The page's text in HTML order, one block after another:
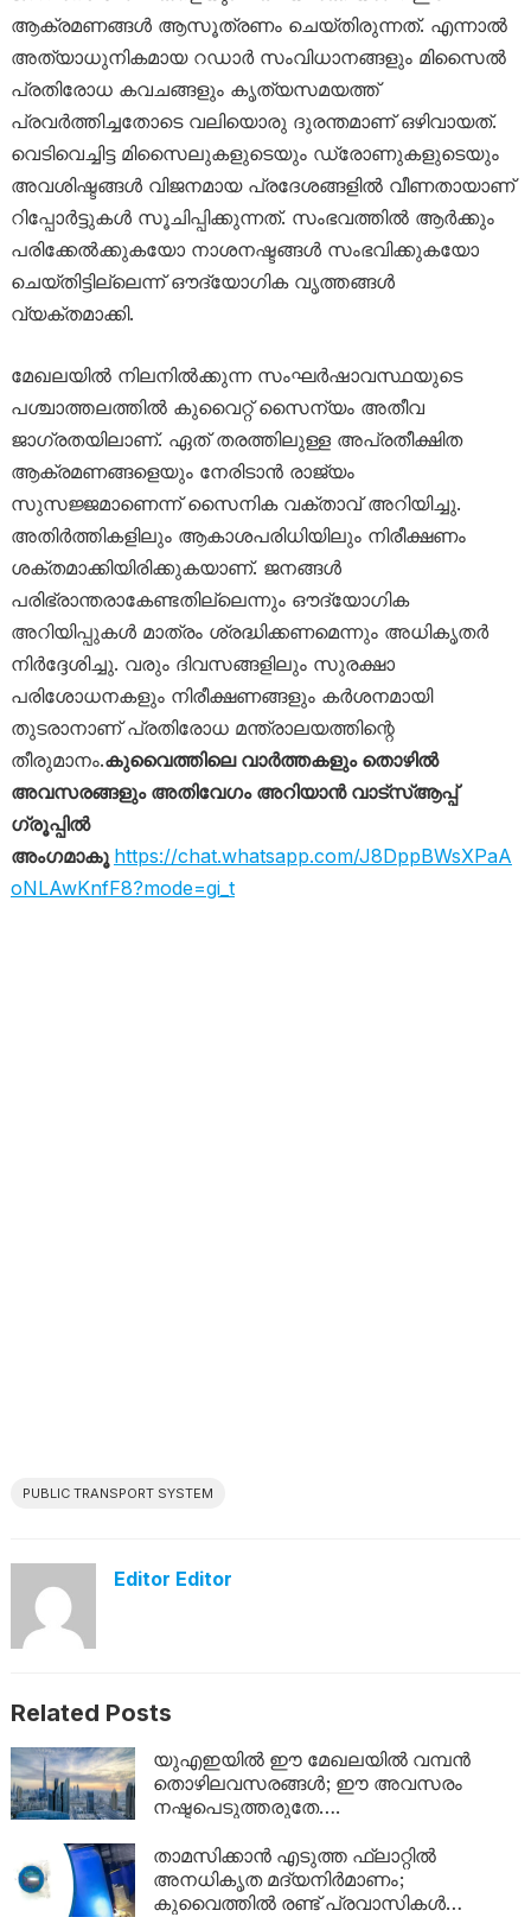
ആക്രമണങ്ങൾ ആസൂത്രണം ചെയ്തിരുന്നത്. എന്നാൽ
അത്യാധുനികമായ റഡാർ സംവിധാനങ്ങളും മിസൈൽ
പ്രതിരോധ കവചങ്ങളും കൃത്യസമയത്ത്
പ്രവർത്തിച്ചതോടെ വലിയൊരു ദുരന്തമാണ് ഒഴിവായത്.
വെടിവെച്ചിട്ട മിസൈലുകളുടെയും ഡ്രോണുകളുടെയും
അവശിഷ്ടങ്ങൾ വിജനമായ പ്രദേശങ്ങളിൽ വീണതായാണ്
റിപ്പോർട്ടുകൾ സൂചിപ്പിക്കുന്നത്. സംഭവത്തിൽ ആർക്കും
പരിക്കേൽക്കുകയോ നാശനഷ്ടങ്ങൾ സംഭവിക്കുകയോ
ചെയ്തിട്ടില്ലെന്ന് ഔദ്യോഗിക വൃത്തങ്ങൾ
വ്യക്തമാക്കി.
മേഖലയിൽ നിലനിൽക്കുന്ന സംഘർഷാവസ്ഥയുടെ
പശ്ചാത്തലത്തിൽ കുവൈറ്റ് സൈന്യം അതീവ
ജാഗ്രതയിലാണ്. ഏത് തരത്തിലുള്ള അപ്രതീക്ഷിത
ആക്രമണങ്ങളെയും നേരിടാൻ രാജ്യം
സുസജ്ജമാണെന്ന് സൈനിക വക്താവ് അറിയിച്ചു.
അതിർത്തികളിലും ആകാശപരിധിയിലും നിരീക്ഷണം
ശക്തമാക്കിയിരിക്കുകയാണ്. ജനങ്ങൾ
പരിഭ്രാന്തരാകേണ്ടതില്ലെന്നും ഔദ്യോഗിക
അറിയിപ്പുകൾ മാത്രം ശ്രദ്ധിക്കണമെന്നും അധികൃതർ
നിർദ്ദേശിച്ചു. വരും ദിവസങ്ങളിലും സുരക്ഷാ
പരിശോധനകളും നിരീക്ഷണങ്ങളും കർശനമായി
തുടരാനാണ് പ്രതിരോധ മന്ത്രാലയത്തിന്റെ
തീരുമാനം.കുവൈത്തിലെ വാർത്തകളും തൊഴിൽ
അവസരങ്ങളും അതിവേഗം അറിയാൻ വാട്സ്ആപ്പ്
ഗ്രൂപ്പിൽ
അംഗമാകൂ https://chat.whatsapp.com/J8DppBWsXPaA
oNLAwKnfF8?mode=gi_t
PUBLIC TRANSPORT SYSTEM
Editor Editor
Related Posts
യുഎഇയിൽ ഈ മേഖലയിൽ വമ്പൻ
തൊഴിലവസരങ്ങൾ; ഈ അവസരം
നഷ്ടപെടുത്തരുതേ….
താമസിക്കാൻ എടുത്ത ഫ്ലാറ്റിൽ
അനധികൃത മദ്യനിർമാണം;
കുവൈത്തിൽ രണ്ട് പ്രവാസികൾ